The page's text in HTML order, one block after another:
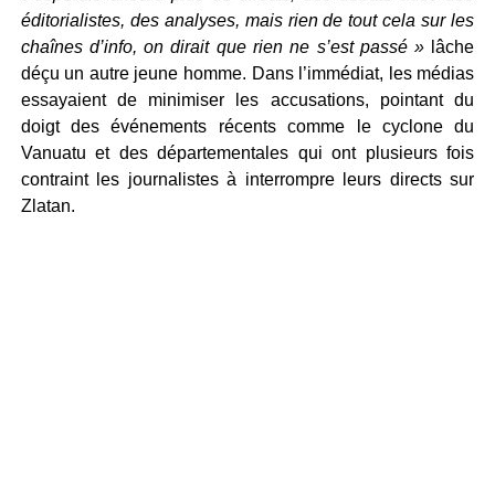
éditorialistes, des analyses, mais rien de tout cela sur les
chaînes d’info, on dirait que rien ne s’est passé » lâche
déçu un autre jeune homme. Dans l’immédiat, les médias
essayaient de minimiser les accusations, pointant du
doigt des événements récents comme le cyclone du
Vanuatu et des départementales qui ont plusieurs fois
contraint les journalistes à interrompre leurs directs sur
Zlatan.